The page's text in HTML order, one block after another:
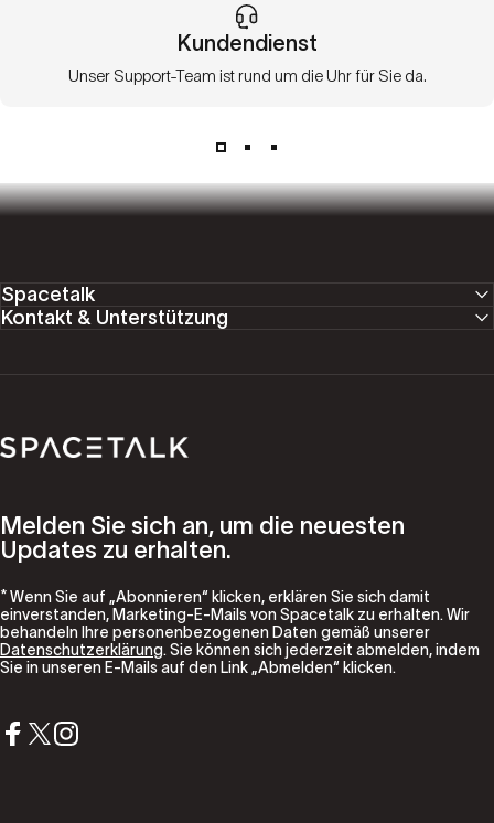
Kundendienst
Unser Support-Team ist rund um die Uhr für Sie da.
Spacetalk
Kontakt & Unterstützung
Spacetalk
Melden Sie sich an, um die neuesten
Updates zu erhalten.
* Wenn Sie auf „Abonnieren“ klicken, erklären Sie sich damit
einverstanden, Marketing-E-Mails von Spacetalk zu erhalten. Wir
behandeln Ihre personenbezogenen Daten gemäß unserer
Datenschutzerklärung. Sie können sich jederzeit abmelden, indem
Sie in unseren E-Mails auf den Link „Abmelden“ klicken.